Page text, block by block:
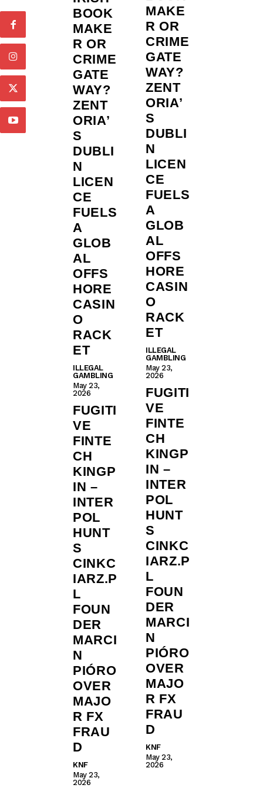
BOOK
MAKE
R OR
CRIME
GATE
WAY?
ZENT
ORIA’
S
DUBLI
N
LICEN
CE
FUELS
A
GLOB
AL
OFFS
HORE
CASIN
O
RACK
ET
ILLEGAL
GAMBLING
May 23,
2026
FUGITI
VE
FINTE
CH
KINGP
IN –
INTER
POL
HUNT
S
CINKC
IARZ.P
L
FOUN
DER
MARCI
N
PIÓRO
OVER
MAJO
R FX
FRAU
D
KNF
May 23,
2026
MAKE
R OR
CRIME
GATE
WAY?
ZENT
ORIA’
S
DUBLI
N
LICEN
CE
FUELS
A
GLOB
AL
OFFS
HORE
CASIN
O
RACK
ET
ILLEGAL
GAMBLING
May 23,
2026
FUGITI
VE
FINTE
CH
KINGP
IN –
INTER
POL
HUNT
S
CINKC
IARZ.P
L
FOUN
DER
MARCI
N
PIÓRO
OVER
MAJO
R FX
FRAU
D
KNF
May 23,
2026